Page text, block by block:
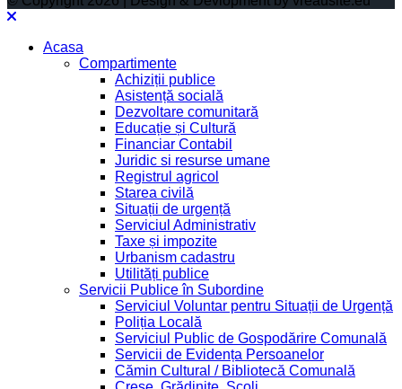
Acasa
Compartimente
Achiziții publice
Asistență socială
Dezvoltare comunitară
Educație și Cultură
Financiar Contabil
Juridic si resurse umane
Registrul agricol
Starea civilă
Situații de urgență
Serviciul Administrativ
Taxe și impozite
Urbanism cadastru
Utilități publice
Servicii Publice în Subordine
Serviciul Voluntar pentru Situații de Urgență
Poliția Locală
Serviciul Public de Gospodărire Comunală
Servicii de Evidența Persoanelor
Cămin Cultural / Bibliotecă Comunală